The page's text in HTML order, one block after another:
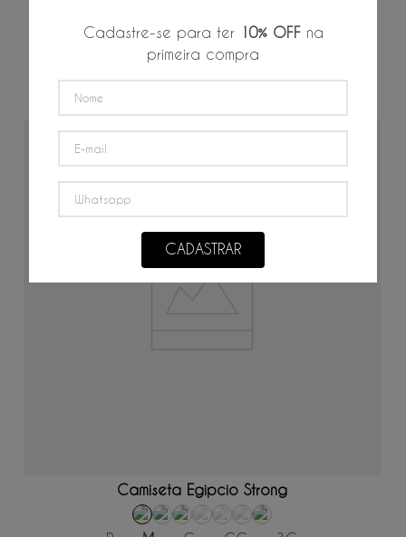
★★★★★
Camiseta Egipcio Strong
Cadastre-se para ter 10% OFFna
primeira compra
CADASTRAR